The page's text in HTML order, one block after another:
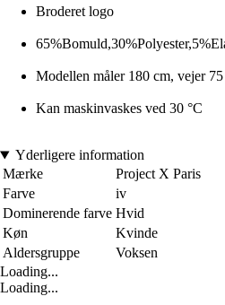
Broderet logo
Modellen måler 180 cm, vejer
Kan maskinvaskes ved 30 °C
Yderligere information
Mærke
Project X Paris
Farve
iv
Dominerende farve Hvid
Køn
Kvinde
Aldersgruppe
Voksen
Loading...
Loading...